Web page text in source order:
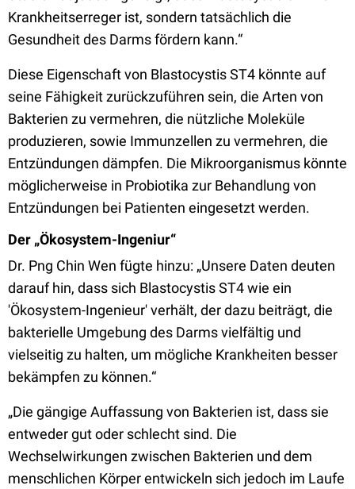
Krankheitserreger ist, sondern tatsächlich die
Gesundheit des Darms fördern kann.“
Diese Eigenschaft von Blastocystis ST4 könnte auf
seine Fähigkeit zurückzuführen sein, die Arten von
Bakterien zu vermehren, die nützliche Moleküle
produzieren, sowie Immunzellen zu vermehren, die
Entzündungen dämpfen. Die Mikroorganismus könnte
möglicherweise in Probiotika zur Behandlung von
Entzündungen bei Patienten eingesetzt werden.
Der „Ökosystem-Ingeniur“
Dr. Png Chin Wen fügte hinzu: „Unsere Daten deuten
darauf hin, dass sich Blastocystis ST4 wie ein
'Ökosystem-Ingenieur' verhält, der dazu beiträgt, die
bakterielle Umgebung des Darms vielfältig und
vielseitig zu halten, um mögliche Krankheiten besser
bekämpfen zu können.“
„Die gängige Auffassung von Bakterien ist, dass sie
entweder gut oder schlecht sind. Die
Wechselwirkungen zwischen Bakterien und dem
menschlichen Körper entwickeln sich jedoch im Laufe